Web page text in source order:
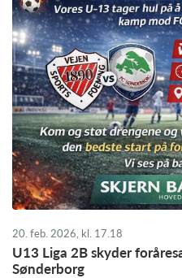
20. feb. 2026, kl. 17.18
U13 Liga 2B skyder
Sønderborg